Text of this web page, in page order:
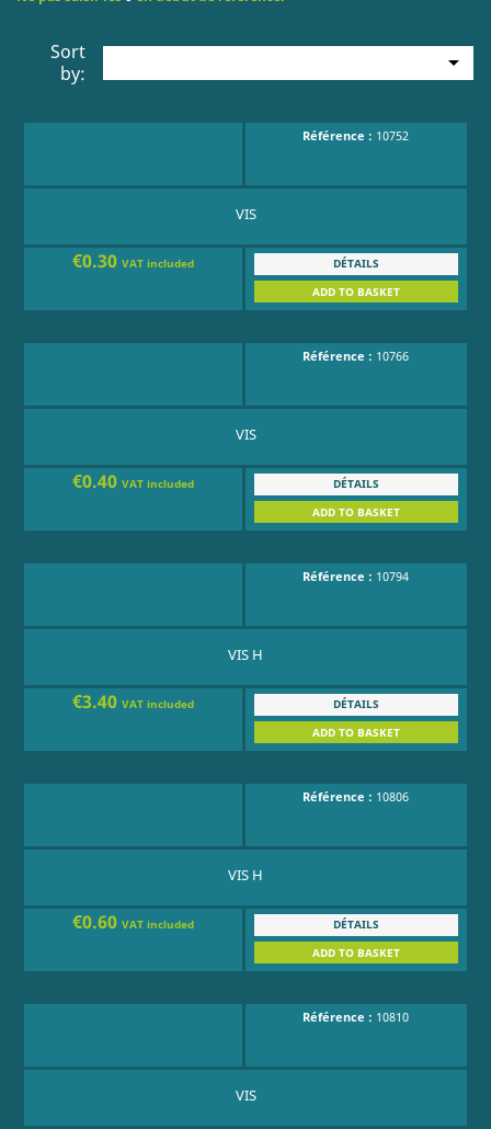
Sort
by:

Référence : 10752
VIS
€0.30VAT included
DÉTAILS
ADD TO BASKET
Référence : 10766
VIS
€0.40VAT included
DÉTAILS
ADD TO BASKET
Référence : 10794
VIS H
€3.40VAT included
DÉTAILS
ADD TO BASKET
Référence : 10806
VIS H
€0.60VAT included
DÉTAILS
ADD TO BASKET
Référence : 10810
VIS